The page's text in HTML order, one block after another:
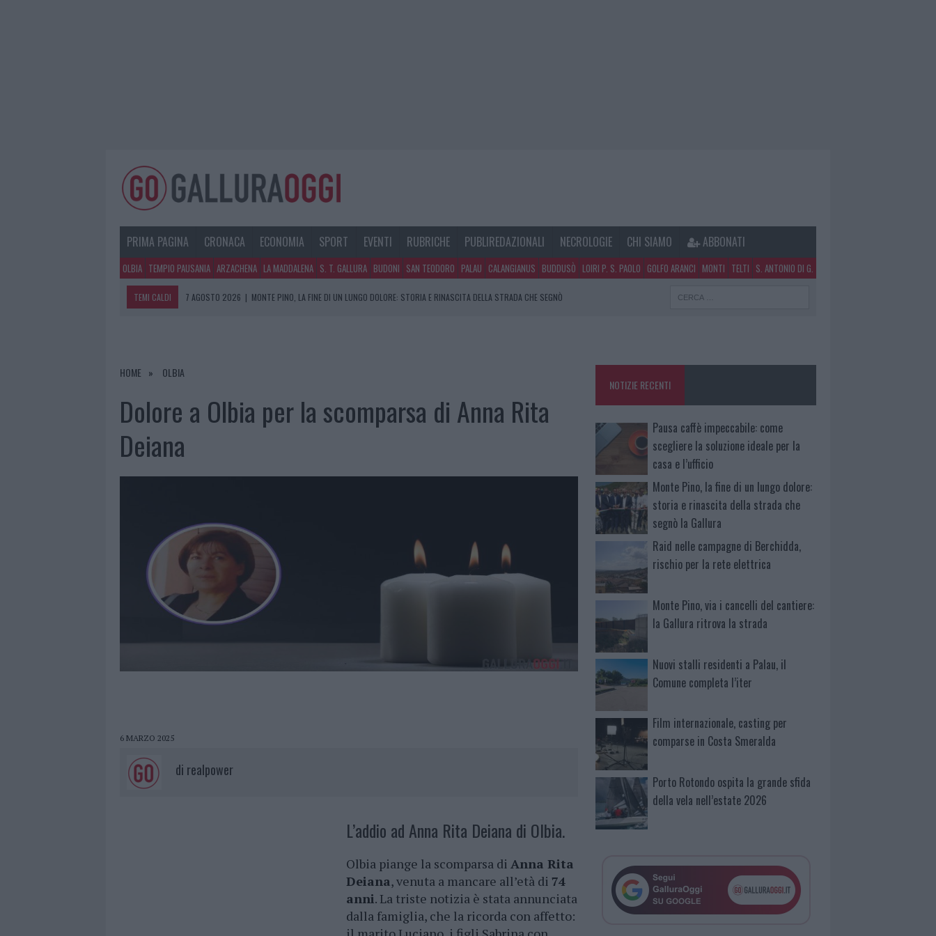
PRIMA PAGINA CRONACA ECONOMIA SPORT EVENTI RUBRICHE PUBLIREDAZIONALI NECROLOGIE CHI SIAMO ABBONATI
OLBIA TEMPIO PAUSANIA ARZACHENA LA MADDALENA S. T. GALLURA BUDONI SAN TEODORO PALAU CALANGIANUS BUDDUSÒ LOIRI P. S. PAOLO GOLFO ARANCI MONTI TELTI S. ANTONIO DI G.
TEMI CALDI 7 AGOSTO 2026 | MONTE PINO, LA FINE DI UN LUNGO DOLORE: STORIA E RINASCITA DELLA STRADA CHE SEGNÒ
7 AGOSTO 2026
7 AGOSTO 2026
| PAUSA CAFFÈ IMPECCABILE: COME SCEGLIERE LA SOLUZIONE IDEALE PER LA CASA E L’UFFICIO
HOME OLBIA
Dolore a Olbia per la scomparsa di Anna Rita
Deiana
6 MARZO 2025
di realpower
L’addio ad Anna Rita Deiana di Olbia.
Olbia piange la scomparsa di Anna Rita
Deiana, venuta a mancare all’età di 74
anni. La triste notizia è stata annunciata
dalla famiglia, che la ricorda con affetto:
NOTIZIE RECENTI
Pausa caffè impeccabile: come
scegliere la soluzione ideale per la
casa e l’ufficio
Monte Pino, la fine di un lungo dolore:
storia e rinascita della strada che
segnò la Gallura
Raid nelle campagne di Berchidda,
rischio per la rete elettrica
Monte Pino, via i cancelli del cantiere:
la Gallura ritrova la strada
Nuovi stalli residenti a Palau, il
Comune completa l’iter
Film internazionale, casting per
comparse in Costa Smeralda
Porto Rotondo ospita la grande sfida
della vela nell’estate 2026